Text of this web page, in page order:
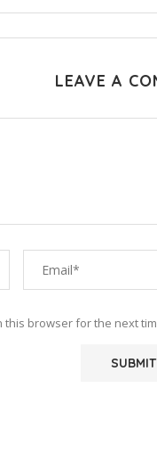
LEAVE A
browser for the next